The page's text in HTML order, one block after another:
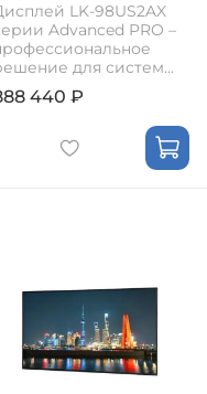
LK-98US2AX
Advanced PRO –
для систем...
440 ₽